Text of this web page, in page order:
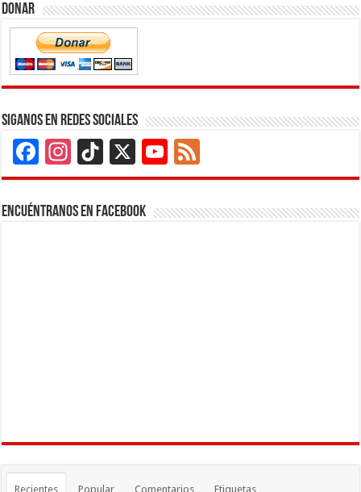
Donar
Siganos en Redes Sociales
Facebook
Instagram
TikTok
X
YouTube
Channel
Encuéntranos en Facebook
Recientes Popular Comentarios Etiquetas